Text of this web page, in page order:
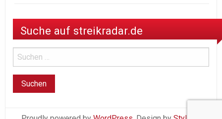
Suche auf streikradar.de